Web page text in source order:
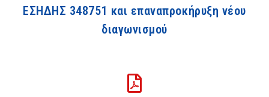
ΕΣΗΔΗΣ 348751 και επαναπροκήρυξη νέου
διαγωνισμού